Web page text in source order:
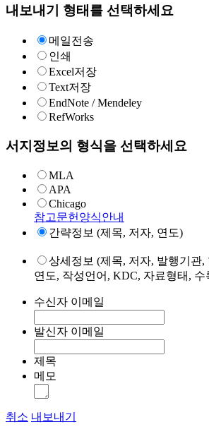
내보내기 형태를 선택하세요
메일전송
인쇄
Excel저장
Text저장
EndNote / Mendeley
RefWorks
서지정보의 형식을 선택하세요
MLA
APA
Chicago
참고문헌양식안내
간략정보 (제목, 저자, 연도)
상세정보 (제목, 저자, 발행기관,
연도, 작성언어, KDC, 자료형태,
수신자 이메일
발신자 이메일
제목
메모
취소 내보내기